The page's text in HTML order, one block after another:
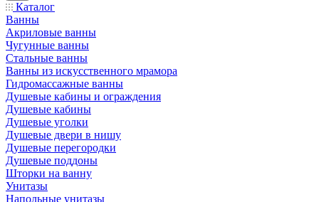
Каталог
Ванны
Акриловые ванны
Чугунные ванны
Стальные ванны
Ванны из искусственного мрамора
Гидромассажные ванны
Душевые кабины и ограждения
Душевые кабины
Душевые уголки
Душевые двери в нишу
Душевые перегородки
Душевые поддоны
Шторки на ванну
Унитазы
Напольные унитазы